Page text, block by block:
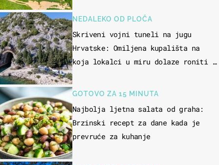
NEDALEKO OD PLOČA
Skriveni vojni tuneli na jugu
Hrvatske: Omiljena kupališta na
koja lokalci u miru dolaze roniti i
GOTOVO ZA 15 MINUTA
Najbolja ljetna salata od graha:
Brzinski recept za dane kada je
prevruće za kuhanje